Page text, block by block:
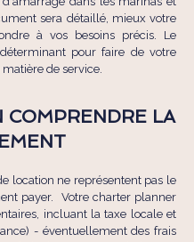
sera détaillé, mieux votre
à vos besoins précis. Le
pour faire de votre
de service.
COMPRENDRE LA
location ne représentent pas le
payer. Votre charter planner
incluant la taxe locale et
- éventuellement des frais